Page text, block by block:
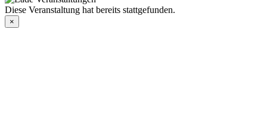
Diese Veranstaltung hat bereits stattgefunden.
×